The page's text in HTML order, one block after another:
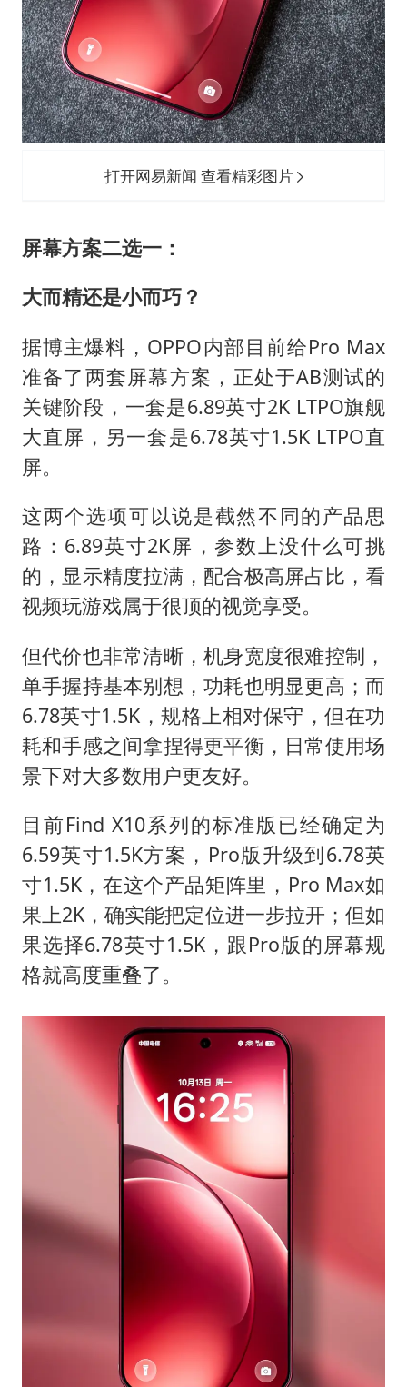
打开网易新闻 查看精彩图片
屏幕方案二选一：
大而精还是小而巧？
据博主爆料，OPPO内部目前给Pro Max
准备了两套屏幕方案，正处于AB测试的
关键阶段，一套是6.89英寸2K LTPO旗舰
大直屏，另一套是6.78英寸1.5K LTPO直
屏。
这两个选项可以说是截然不同的产品思
路：6.89英寸2K屏，参数上没什么可挑
的，显示精度拉满，配合极高屏占比，看
视频玩游戏属于很顶的视觉享受。
但代价也非常清晰，机身宽度很难控制，
单手握持基本别想，功耗也明显更高；而
6.78英寸1.5K，规格上相对保守，但在功
耗和手感之间拿捏得更平衡，日常使用场
景下对大多数用户更友好。
目前Find X10系列的标准版已经确定为
6.59英寸1.5K方案，Pro版升级到6.78英
寸1.5K，在这个产品矩阵里，Pro Max如
果上2K，确实能把定位进一步拉开；但如
果选择6.78英寸1.5K，跟Pro版的屏幕规
格就高度重叠了。